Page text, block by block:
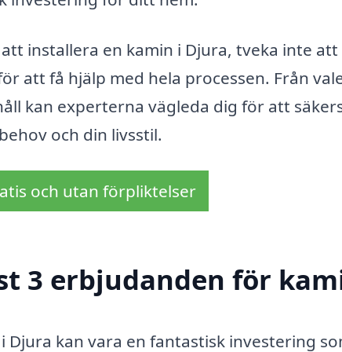
installera en kamin i Djura, tveka inte
att få hjälp med hela processen. Från
kan experterna vägleda dig för att
och din livsstil.
och utan förpliktelser
3 erbjudanden för
Djura kan vara en fantastisk investering